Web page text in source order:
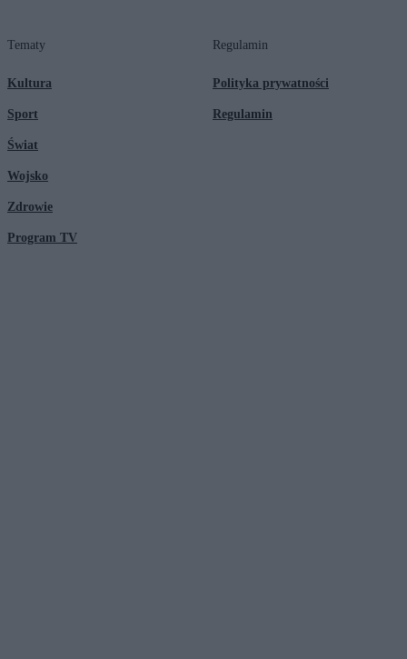
Tematy
Kultura
Sport
Świat
Wojsko
Zdrowie
Program TV
Regulamin
Polityka prywatności
Regulamin